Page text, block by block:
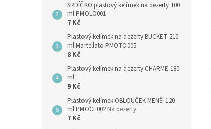
SRDÍČKO plastový kelímek na dezerty 100
ml PMOLO001
7 Kč
Plastový kelímek na dezerty BUCKET 210
ml Martellato PMOTO005
8 Kč
Plastový kelímek na dezerty CHARME 180
ml
9 Kč
Plastový kelímek OBLOUČEK MENŠÍ 120
ml PMOCE002 Na dezerty
7 Kč